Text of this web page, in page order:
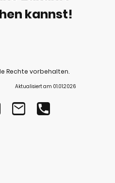
kannst!
Rechte vorbehalten.
Aktualisiert am 01.01.2026